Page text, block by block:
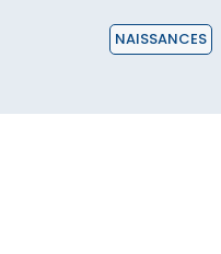
NAISSANCES